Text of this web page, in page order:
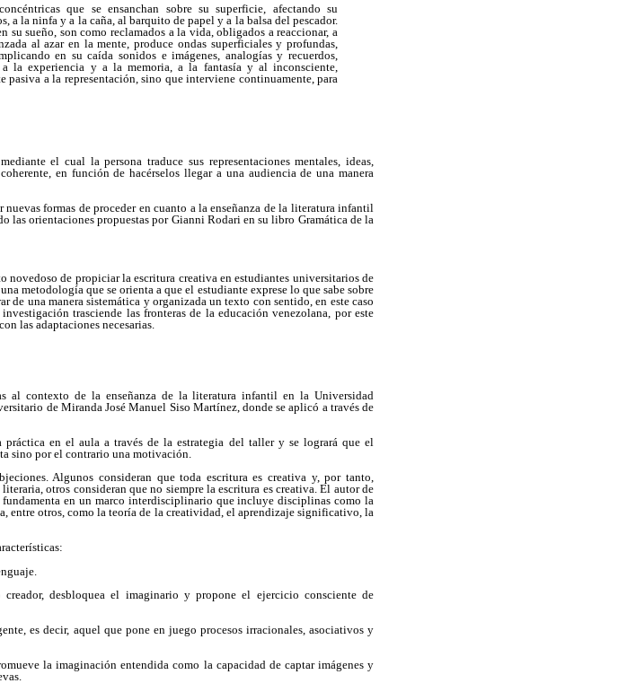
que se ensanchan sobre su superficie, afectando su
la ninfa y a la caña, al barquito de papel y a la balsa del pescador.
su sueño, son como reclamados a la vida, obligados a reaccionar, a
al azar en la mente, produce ondas superficiales y profundas,
en su caída sonidos e imágenes, analogías y recuerdos,
la experiencia y a la memoria, a la fantasía y al inconsciente,
a la representación, sino que interviene continuamente, para
el cual la persona traduce sus representaciones mentales, ideas,
en función de hacérselos llegar a una audiencia de una manera
formas de proceder en cuanto a la enseñanza de la literatura infantil
las orientaciones propuestas por Gianni Rodari en su libro Gramática de la
de propiciar la escritura creativa en estudiantes universitarios de
metodología que se orienta a que el estudiante exprese lo que sabe sobre
de una manera sistemática y organizada un texto con sentido, en este caso
trasciende las fronteras de la educación venezolana, por este
las adaptaciones necesarias.
al contexto de la enseñanza de la literatura infantil en la Universidad
de Miranda José Manuel Siso Martínez, donde se aplicó a través de
en el aula a través de la estrategia del taller y se logrará que el
sino por el contrario una motivación.
Algunos consideran que toda escritura es creativa y, por tanto,
otros consideran que no siempre la escritura es creativa. El autor de
fundamenta en un marco interdisciplinario que incluye disciplinas como la
otros, como la teoría de la creatividad, el aprendizaje significativo, la
desbloquea el imaginario y propone el ejercicio consciente de
es decir, aquel que pone en juego procesos irracionales, asociativos y
la imaginación entendida como la capacidad de captar imágenes y